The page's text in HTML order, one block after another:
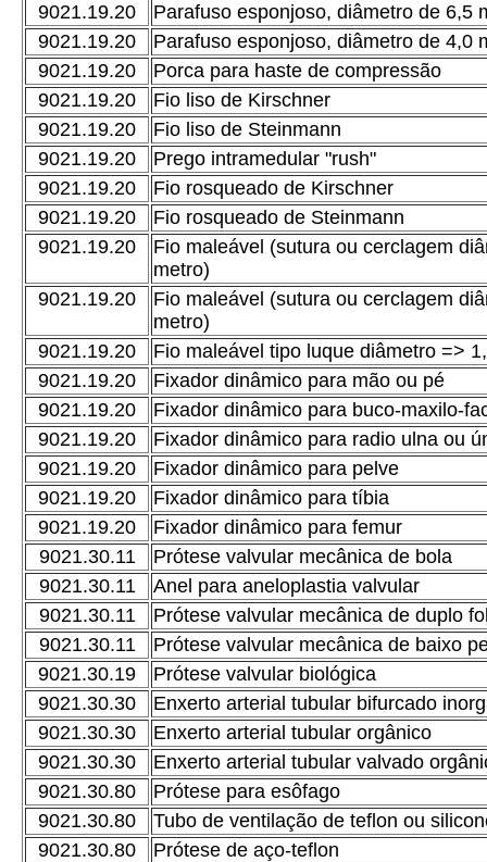
9021.19.20
Parafuso esponjoso, diâmetro de 6,5
9021.19.20
Parafuso esponjoso, diâmetro de 4,0
9021.19.20
Porca para haste de compressão
9021.19.20
Fio liso de Kirschner
9021.19.20
Fio liso de Steinmann
9021.19.20
Prego intramedular "rush"
9021.19.20
Fio rosqueado de Kirschner
9021.19.20
Fio rosqueado de Steinmann
9021.19.20
Fio maleável (sutura ou cerclagem
metro)
9021.19.20
Fio maleável (sutura ou cerclagem
metro)
9021.19.20
Fio maleável tipo luque diâmetro =>
9021.19.20
Fixador dinâmico para mão ou pé
9021.19.20
Fixador dinâmico para buco-maxilo-
9021.19.20
Fixador dinâmico para radio ulna ou
9021.19.20
Fixador dinâmico para pelve
9021.19.20
Fixador dinâmico para tíbia
9021.19.20
Fixador dinâmico para femur
9021.30.11
Prótese valvular mecânica de bola
9021.30.11
Anel para aneloplastia valvular
9021.30.11
Prótese valvular mecânica de duplo
9021.30.11
Prótese valvular mecânica de baixo
9021.30.19
Prótese valvular biológica
9021.30.30
Enxerto arterial tubular bifurcado
9021.30.30
Enxerto arterial tubular orgânico
9021.30.30
Enxerto arterial tubular valvado
9021.30.80
Prótese para esôfago
9021.30.80
Tubo de ventilação de teflon ou
9021.30.80
Prótese de aço-teflon